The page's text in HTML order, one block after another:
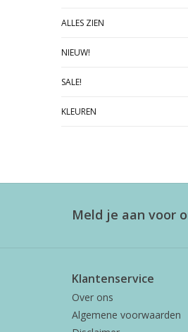
ALLES ZIEN
NIEUW!
SALE!
KLEUREN
Meld je aan voor
Klantenservice
Over ons
Algemene voorwaarden